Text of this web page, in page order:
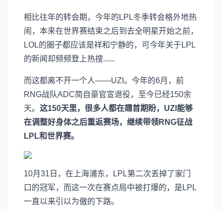
相比往年的转会期，今年的LPL冬季转会格外地热
闹，本来在世界赛结束之后到去全明星开始之前，
LOL的圈子都应该是祥和宁静的，可今年关于LPL
的新闻却频频登上热搜......
而这都离不开一个人——UZI。今年的6月，前
RNG战队ADC简自豪官宣退役，至今已经150余
天。 这150天里，很多人都在翘首期盼，UZI能够
在调整好身体之后重返赛场，继续带领RNG征战
LPL和世界赛。
10月31日，在上海浦东，LPL第二次丢掉了家门
口的冠军，而这一次在赛点局中被打爆的，是LPL
一直以来引以为傲的下路。